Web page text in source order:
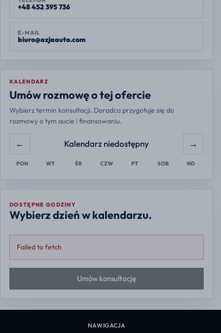
+48 452 395 736
E-MAIL
biuro@azjaauto.com
KALENDARZ
Umów rozmowę o tej ofercie
Wybierz termin konsultacji. Doradca przygotuje się do
rozmowy o tym aucie i finansowaniu.
Europe/Warsaw
← Kalendarz niedostępny →
PON WT ŚR CZW PT SOB ND
DOSTĘPNE GODZINY
Wybierz dzień w kalendarzu.
Failed to fetch
Umów konsultację
NAWIGACJA